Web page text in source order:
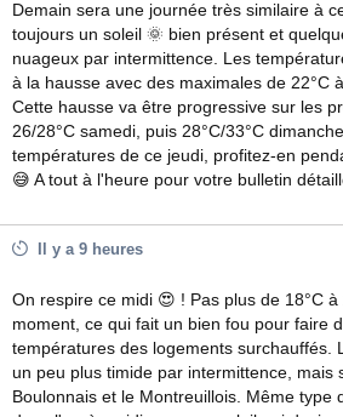
Demain sera une journée très similaire à
toujours un soleil 🌞 bien présent et
nuageux par intermittence. Les
à la hausse avec des maximales de 22°C
Cette hausse va être progressive sur les
26/28°C samedi, puis 28°C/33°C
températures de ce jeudi, profitez-en
😅 A tout à l'heure pour votre bulletin
Il y a 9 heures
On respire ce midi 😍 ! Pas plus de 18°C
moment, ce qui fait un bien fou pour faire
températures des logements surchauffés.
un peu plus timide par intermittence, mais
Boulonnais et le Montreuillois. Même type